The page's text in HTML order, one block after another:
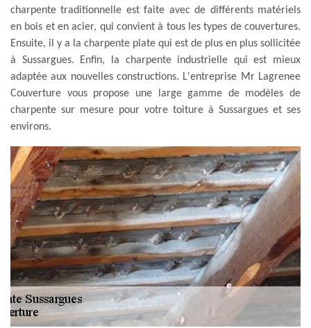
charpente traditionnelle est faite avec de différents matériels
en bois et en acier, qui convient à tous les types de couvertures.
Ensuite, il y a la charpente plate qui est de plus en plus sollicitée
à Sussargues. Enfin, la charpente industrielle qui est mieux
adaptée aux nouvelles constructions. L'entreprise Mr Lagrenee
Couverture vous propose une large gamme de modèles de
charpente sur mesure pour votre toiture à Sussargues et ses
environs.